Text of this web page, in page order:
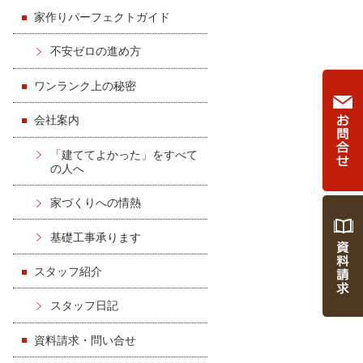
家作りパーフェクトガイド
不安ゼロの進め方
ワンランク上の秘密
会社案内
「建ててよかった」をすべて
の人へ
家づくりへの情熱
基礎工事承ります
スタッフ紹介
スタッフ日記
資料請求・問い合せ